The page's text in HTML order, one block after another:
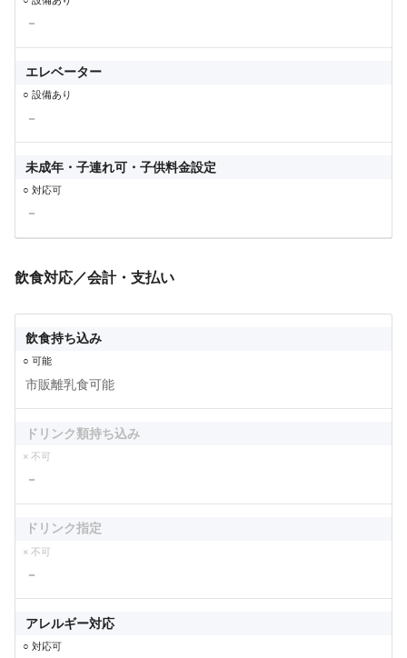
－
エレベーター
○ 設備あり
－
未成年・子連れ可・子供料金設定
○ 対応可
－
飲食対応／会計・支払い
飲食持ち込み
○ 可能
市販離乳食可能
ドリンク類持ち込み
× 不可
－
ドリンク指定
× 不可
－
アレルギー対応
○ 対応可